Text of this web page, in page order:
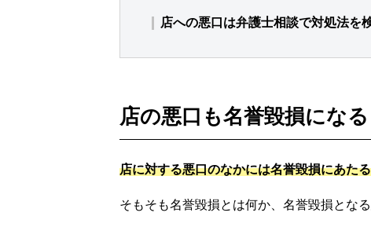
店への悪口は弁護士相談で対処法を
店の悪口も名誉毀損になる
店に対する悪口のなかには名誉毀損にあた
そもそも名誉毀損とは何か、名誉毀損とな